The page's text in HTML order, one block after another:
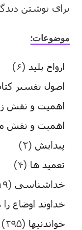
برای نوشتن
موضوعات:
ارواح پلید (۶)
اصول تفسیر
اهمیت و نقش
اهمیت و نقش
پیدایش (۲)
تعمید ها (۴)
خداشناسی (۱۹)
خداوند اوضاع
خواندنیها (۲۹۵)